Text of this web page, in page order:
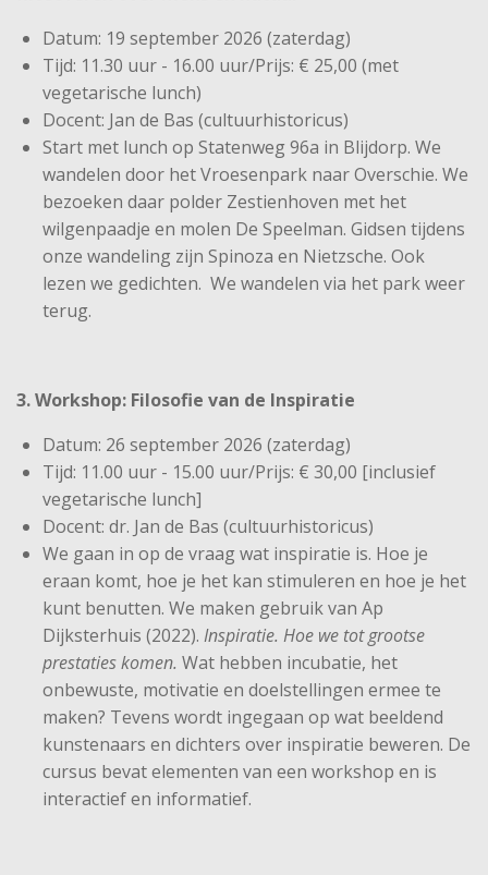
Datum: 19 september 2026 (zaterdag)
Tijd: 11.30 uur - 16.00 uur/Prijs: € 25,00 (met
vegetarische lunch)
Docent: Jan de Bas (cultuurhistoricus)
Start met lunch op Statenweg 96a in Blijdorp. We
wandelen door het Vroesenpark naar Overschie. We
bezoeken daar polder Zestienhoven met het
wilgenpaadje en molen De Speelman. Gidsen tijdens
onze wandeling zijn Spinoza en Nietzsche. Ook
lezen we gedichten. We wandelen via het park weer
terug.
3. Workshop: Filosofie van de Inspiratie
Datum: 26 september 2026 (zaterdag)
Tijd: 11.00 uur - 15.00 uur/Prijs: € 30,00 [inclusief
vegetarische lunch]
Docent: dr. Jan de Bas (cultuurhistoricus)
We gaan in op de vraag wat inspiratie is. Hoe je
eraan komt, hoe je het kan stimuleren en hoe je het
kunt benutten. We maken gebruik van Ap
Dijksterhuis (2022). Inspiratie. Hoe we tot grootse
prestaties komen. Wat hebben incubatie, het
onbewuste, motivatie en doelstellingen ermee te
maken? Tevens wordt ingegaan op wat beeldend
kunstenaars en dichters over inspiratie beweren. De
cursus bevat elementen van een workshop en is
interactief en informatief.